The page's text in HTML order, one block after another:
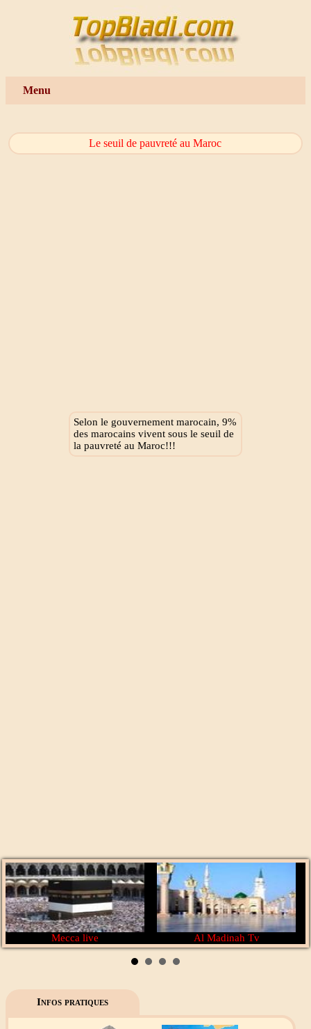
Menu
Le seuil de pauvreté au Maroc
Selon le gouvernement marocain, 9%
des marocains vivent sous le seuil de
la pauvreté au Maroc!!!
Mecca live Al Madinah Tv
Infos pratiques